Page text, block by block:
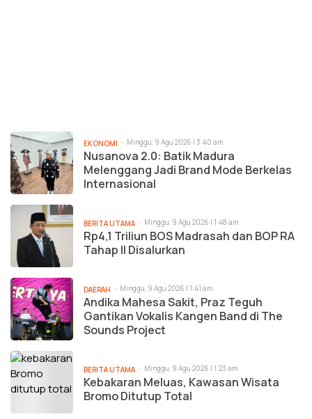
EKONOMI Minggu, 9 Agu 2026 | 3:40 am
Nusanova 2.0: Batik Madura
Melenggang Jadi Brand Mode Berkelas
Internasional
BERITA UTAMA Minggu, 9 Agu 2026 | 1:48 am
Rp4,1 Triliun BOS Madrasah dan BOP RA
Tahap II Disalurkan
DAERAH Minggu, 9 Agu 2026 | 1:41 am
Andika Mahesa Sakit, Praz Teguh
Gantikan Vokalis Kangen Band di The
Sounds Project
BERITA UTAMA Minggu, 9 Agu 2026 | 1:23 am
Kebakaran Meluas, Kawasan Wisata
Bromo Ditutup Total